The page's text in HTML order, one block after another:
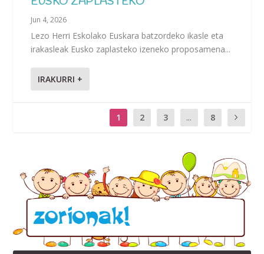
Jun 4, 2026
Lezo Herri Eskolako Euskara batzordeko ikasle eta
irakasleak Eusko zaplasteko izeneko proposamena...
IRAKURRI +
1 2 3 ... 8